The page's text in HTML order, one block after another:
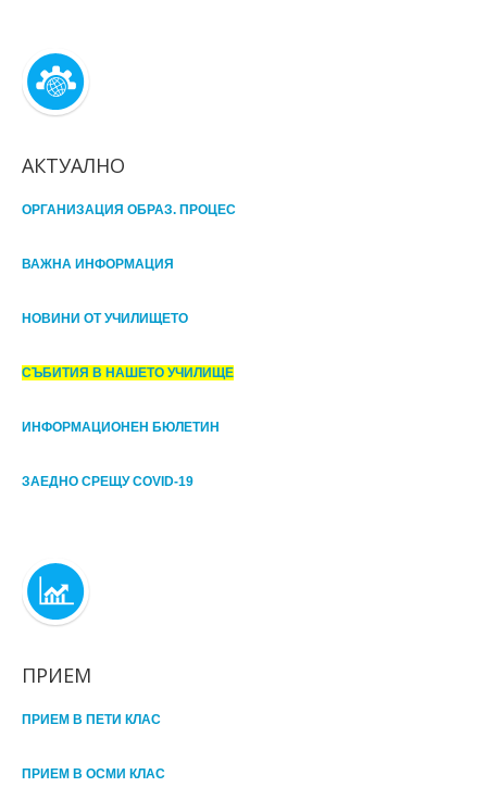
АКТУАЛНО
ОРГАНИЗАЦИЯ ОБРАЗ. ПРОЦЕС
ВАЖНА ИНФОРМАЦИЯ
НОВИНИ ОТ УЧИЛИЩЕТО
СЪБИТИЯ В НАШЕТО УЧИЛИЩЕ
ИНФОРМАЦИОНЕН БЮЛЕТИН
ЗАЕДНО СРЕЩУ COVID-19
ПРИЕМ
ПРИЕМ В ПЕТИ КЛАС
ПРИЕМ В ОСМИ КЛАС